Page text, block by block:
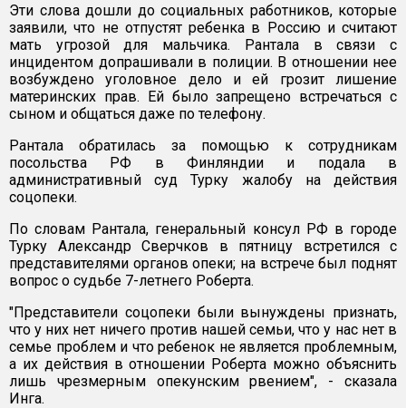
Эти слова дошли до социальных работников, которые
заявили, что не отпустят ребенка в Россию и считают
мать угрозой для мальчика. Рантала в связи с
инцидентом допрашивали в полиции. В отношении нее
возбуждено уголовное дело и ей грозит лишение
материнских прав. Ей было запрещено встречаться с
сыном и общаться даже по телефону.
Рантала обратилась за помощью к сотрудникам
посольства РФ в Финляндии и подала в
административный суд Турку жалобу на действия
соцопеки.
По словам Рантала, генеральный консул РФ в городе
Турку Александр Сверчков в пятницу встретился с
представителями органов опеки; на встрече был поднят
вопрос о судьбе 7-летнего Роберта.
"Представители соцопеки были вынуждены признать,
что у них нет ничего против нашей семьи, что у нас нет в
семье проблем и что ребенок не является проблемным,
а их действия в отношении Роберта можно объяснить
лишь чрезмерным опекунским рвением", - сказала
Инга.